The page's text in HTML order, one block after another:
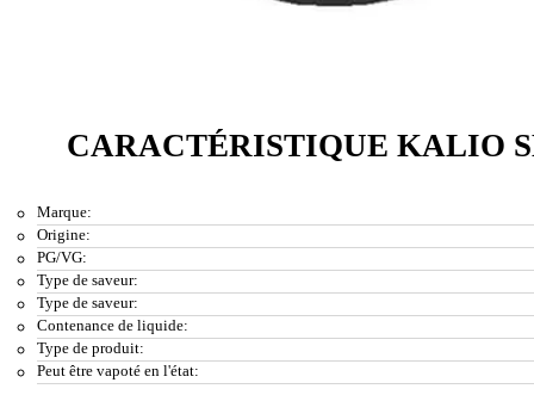
CARACTÉRISTIQUE KALIO
Marque:
Origine:
PG/VG:
Type de saveur:
Type de saveur:
Contenance de liquide:
Type de produit:
Peut être vapoté en l'état: